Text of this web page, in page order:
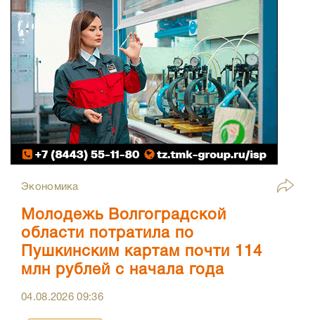
Экономика
Молодежь Волгоградской
области потратила по
Пушкинским картам почти 114
млн рублей с начала года
04.08.202609:36